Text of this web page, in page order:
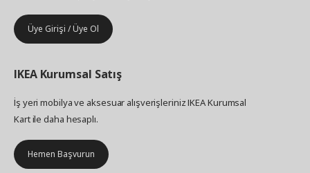
Üye Girişi / Üye Ol
IKEA Kurumsal Satış
İş yeri mobilya ve aksesuar alışverişleriniz IKEA Kurumsal
Kart ile daha hesaplı.
Hemen Başvurun